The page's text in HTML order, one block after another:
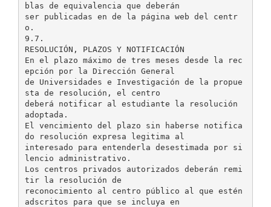
blas de equivalencia que deberán
ser publicadas en de la página web del centr
o.
9.7.
RESOLUCIÓN, PLAZOS Y NOTIFICACIÓN
En el plazo máximo de tres meses desde la rec
epción por la Dirección General
de Universidades e Investigación de la propue
sta de resolución, el centro
deberá notificar al estudiante la resolución
adoptada.
El vencimiento del plazo sin haberse notifica
do resolución expresa legitima al
interesado para entenderla desestimada por si
lencio administrativo.
Los centros privados autorizados deberán remi
tir la resolución de
reconocimiento al centro público al que estén
adscritos para que se incluya en